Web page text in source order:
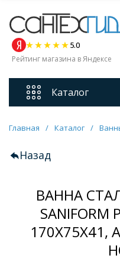
5.0
Рейтинг магазина в Яндексе
Каталог
Смесители
Унитазы
Мебель для
Ванны
Главная / Каталог /
Назад
ВАННА
SANIFORM
170Х75Х41,